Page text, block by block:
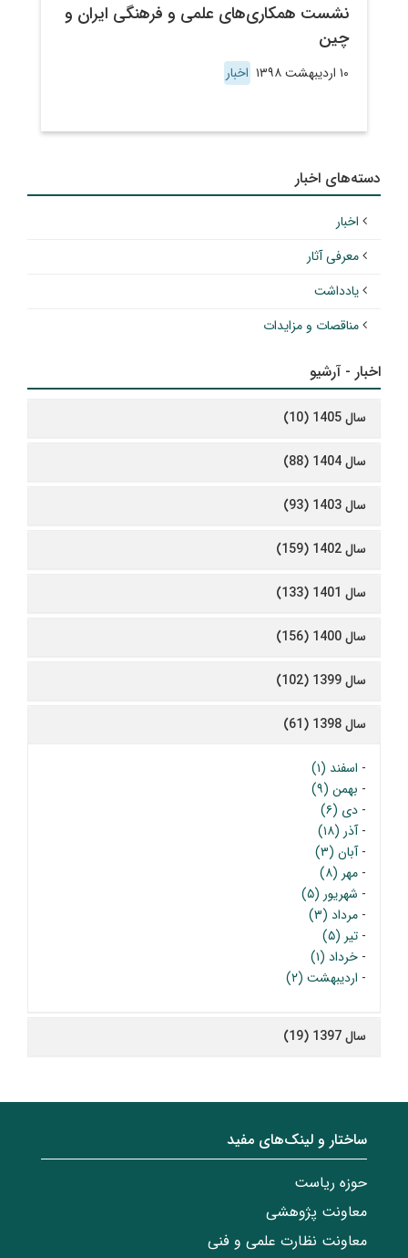
نشست همکاری‌های علمی و فرهنگی ایران و
چین
۱۰ اردیبهشت ۱۳۹۸ اخبار
دسته‌های اخبار
اخبار
معرفی آثار
یادداشت
مناقصات و مزایدات
اخبار - آرشیو
سال 1405 (10)
سال 1404 (88)
سال 1403 (93)
سال 1402 (159)
سال 1401 (133)
سال 1400 (156)
سال 1399 (102)
سال 1398 (61)
- اسفند (۱)
- بهمن (۹)
- دی (۶)
-آذر (۱۸)
-آبان (۳)
- مهر (۸)
- شهریور (۵)
- مرداد (۳)
- تیر (۵)
- خرداد (۱)
- اردیبهشت (۲)
سال 1397 (19)
ساختار‌‌ و‌‌ لینک‌های مفید
حوزه ریاست
معاونت پژوهشی
معاونت نظارت علمی و فنی